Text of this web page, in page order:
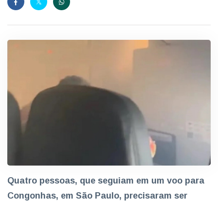
Quatro pessoas, que seguiam em um voo para
Congonhas, em São Paulo, precisaram ser